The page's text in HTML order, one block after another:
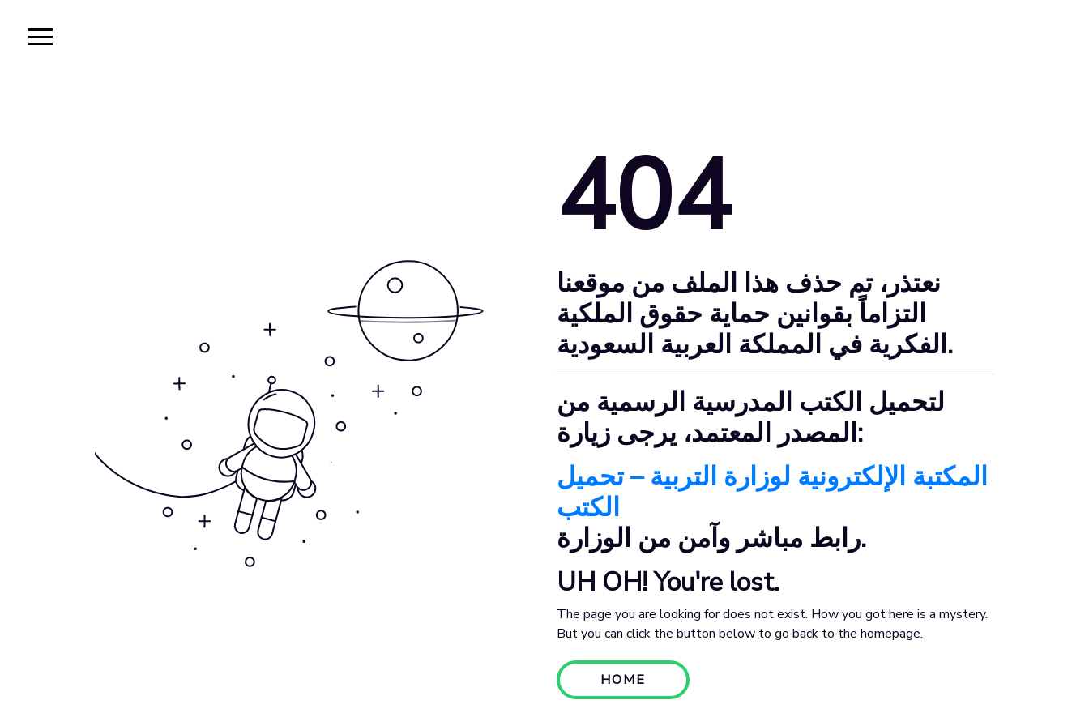
404
نعتذر، تم حذف هذا الملف من موقعنا
التزاماً بقوانين حماية حقوق الملكية
الفكرية في المملكة العربية السعودية.
لتحميل الكتب المدرسية الرسمية من
المصدر المعتمد، يرجى زيارة:
المكتبة الإلكترونية لوزارة التربية – تحميل
الكتب
رابط مباشر وآمن من الوزارة.
UH OH! You're lost.
The page you are looking for does not exist. How you got here is a mystery.
But you can click the button below to go back to the homepage.
HOME